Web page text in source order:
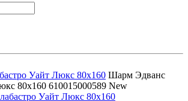
Уайт Люкс 80x160 Шарм Эдванс
80x160 610015000589 New